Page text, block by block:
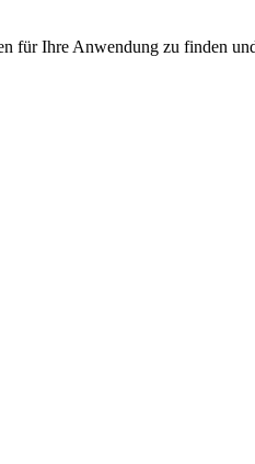
für Ihre Anwendung zu finden